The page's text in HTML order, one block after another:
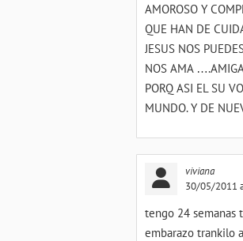
AMOROSO Y
QUE HAN DE
JESUS NOS
NOS AMA
PORQ ASI EL SU
MUNDO. Y DE
viviana
30/05/2011
tengo 24 semanas
embarazo trankilo